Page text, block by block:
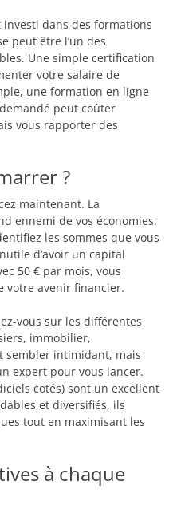
investi dans des formations
peut être l’un des
Une simple certification
votre salaire de
une formation en ligne
peut coûter
vous rapporter des
?
maintenant. La
ennemi de vos économies.
les sommes que vous
d’avoir un capital
50 € par mois, vous
votre avenir financier.
vous sur les différentes
immobilier,
sembler intimidant, mais
expert pour vous lancer.
cotés) sont un excellent
et diversifiés, ils
tout en maximisant les
à chaque